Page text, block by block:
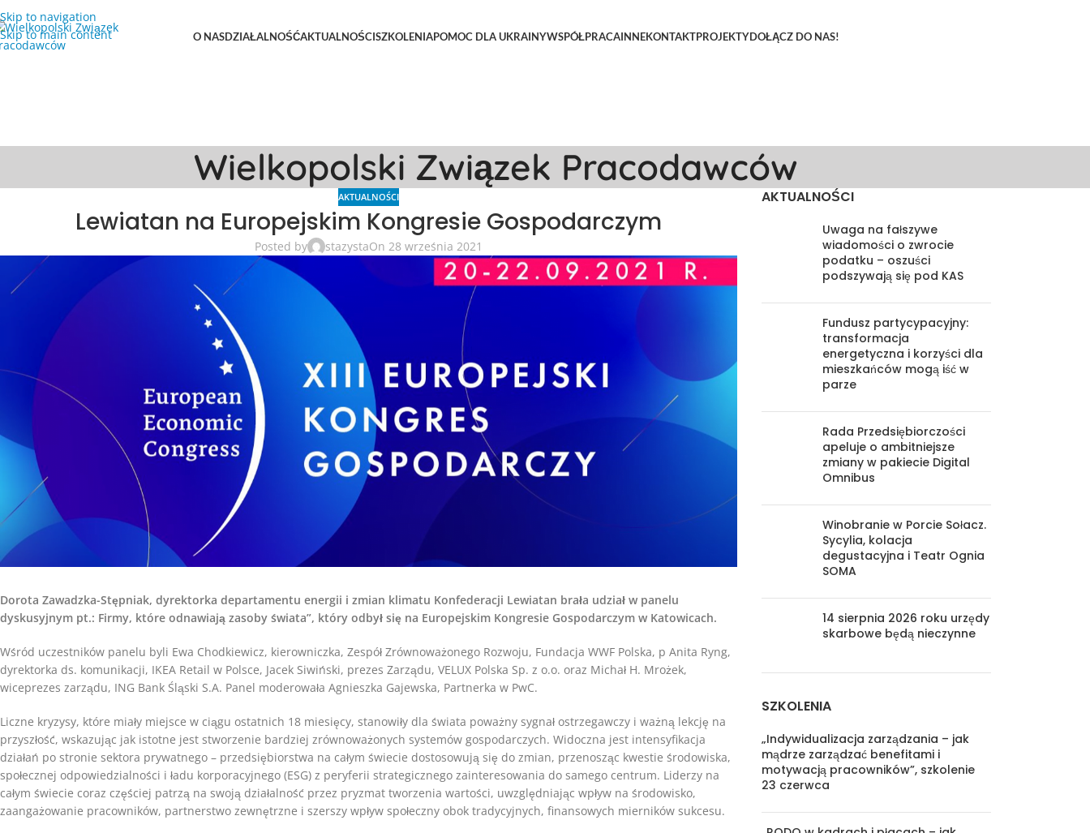
Skip to navigation
Skip to main content
O NASDZIAŁALNOŚĆAKTUALNOŚCISZKOLENIAPOMOC DLA UKRAINYWSPÓŁPRACAINNEKONTAKTPROJEKTYDOŁĄCZ DO NAS!
Wielkopolski Związek Pracodawców
AKTUALNOŚCI
Lewiatan na Europejskim Kongresie Gospodarczym
Posted by stazystaOn 28 września 2021
Dorota Zawadzka-Stępniak, dyrektorka departamentu energii i zmian klimatu Konfederacji Lewiatan brała udział w panelu
dyskusyjnym pt.: Firmy, które odnawiają zasoby świata”, który odbył się na Europejskim Kongresie Gospodarczym w Katowicach.
Wśród uczestników panelu byli Ewa Chodkiewicz, kierowniczka, Zespół Zrównoważonego Rozwoju, Fundacja WWF Polska, p Anita Ryng,
dyrektorka ds. komunikacji, IKEA Retail w Polsce, Jacek Siwiński, prezes Zarządu, VELUX Polska Sp. z o.o. oraz Michał H. Mrożek,
wiceprezes zarządu, ING Bank Śląski S.A. Panel moderowała Agnieszka Gajewska, Partnerka w PwC.
Liczne kryzysy, które miały miejsce w ciągu ostatnich 18 miesięcy, stanowiły dla świata poważny sygnał ostrzegawczy i ważną lekcję na
przyszłość, wskazując jak istotne jest stworzenie bardziej zrównoważonych systemów gospodarczych. Widoczna jest intensyfikacja
działań po stronie sektora prywatnego – przedsiębiorstwa na całym świecie dostosowują się do zmian, przenosząc kwestie środowiska,
społecznej odpowiedzialności i ładu korporacyjnego (ESG) z peryferii strategicznego zainteresowania do samego centrum. Liderzy na
całym świecie coraz częściej patrzą na swoją działalność przez pryzmat tworzenia wartości, uwzględniając wpływ na środowisko,
zaangażowanie pracowników, partnerstwo zewnętrzne i szerszy wpływ społeczny obok tradycyjnych, finansowych mierników sukcesu.
AKTUALNOŚCI
Uwaga na fałszywe
wiadomości o zwrocie
podatku – oszuści
podszywają się pod KAS
Fundusz partycypacyjny:
transformacja
energetyczna i korzyści dla
mieszkańców mogą iść w
parze
Rada Przedsiębiorczości
apeluje o ambitniejsze
zmiany w pakiecie Digital
Omnibus
Winobranie w Porcie Sołacz.
Sycylia, kolacja
degustacyjna i Teatr Ognia
SOMA
14 sierpnia 2026 roku urzędy
skarbowe będą nieczynne
SZKOLENIA
„Indywidualizacja zarządzania – jak
mądrze zarządzać benefitami i
motywacją pracowników”, szkolenie
23 czerwca